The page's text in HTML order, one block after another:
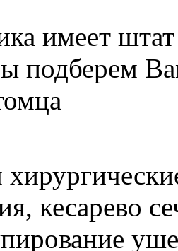
имеет
подберем
кесарево